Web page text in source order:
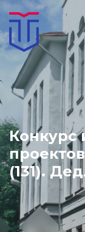
Конкурс
(131).